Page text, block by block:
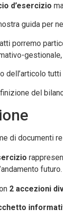
d’esercizio
guida per
porremo
dell’articolo
del
di documenti
futuro.
2 accezioni